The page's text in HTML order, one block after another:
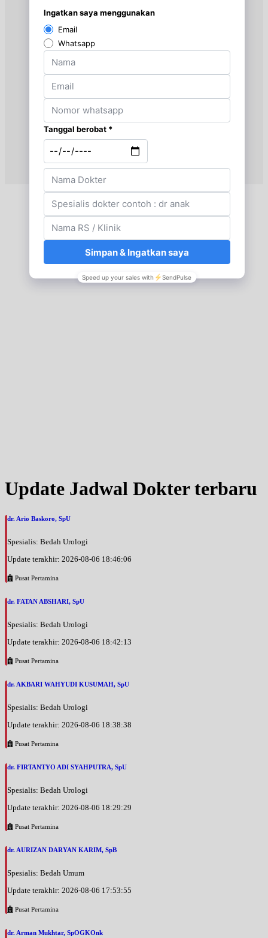
Rabu, 26/08/2026
Jam 09:00 - 14:00
Jam 16:00 - 20:00
Jumat, 28/08/2026
Jam 09:00 - 15:00
Senin, 31/08/2026
Jam 15:00 - 20:00
Selasa, 01/09/2026
Jam 13:00 - 16:00
Jam 09:00 - 14:00
Update Jadwal Dokter terbaru
dr. Ario Baskoro, SpU
Spesialis: Bedah Urologi
Update terakhir: 2026-08-06 18:46:06
Pusat Pertamina
dr. FATAN ABSHARI, SpU
Spesialis: Bedah Urologi
Update terakhir: 2026-08-06 18:42:13
Pusat Pertamina
dr. AKBARI WAHYUDI KUSUMAH, SpU
Spesialis: Bedah Urologi
Update terakhir: 2026-08-06 18:38:38
Pusat Pertamina
dr. FIRTANTYO ADI SYAHPUTRA, SpU
Spesialis: Bedah Urologi
Update terakhir: 2026-08-06 18:29:29
Pusat Pertamina
dr. AURIZAN DARYAN KARIM, SpB
Spesialis: Bedah Umum
Update terakhir: 2026-08-06 17:53:55
Pusat Pertamina
dr. Arman Mukhtar, SpOGKOnk